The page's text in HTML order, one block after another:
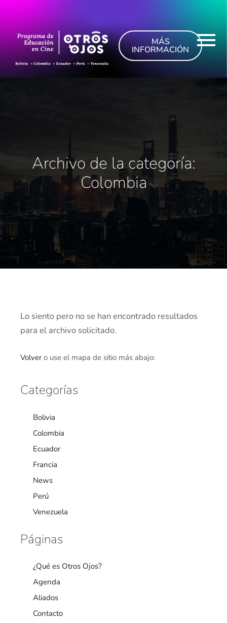
MÁS
INFORMACIÓN
Archivo de la categoría:
Colombia
Lo siento pero no se han encontrado resultados
para el archivo solicitado.
Volver o use el mapa de sitio más abajo:
Categorías
Bolivia
Colombia
Ecuador
Francia
News
Perú
Venezuela
Páginas
¿Qué es Otros Ojos?
Agenda
Aliados
Contacto